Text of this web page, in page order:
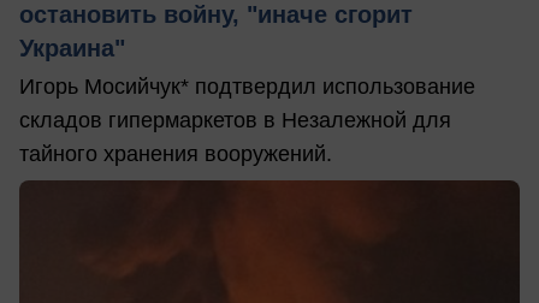
остановить войну, "иначе сгорит
Украина"
Игорь Мосийчук* подтвердил использование
складов гипермаркетов в Незалежной для
тайного хранения вооружений.